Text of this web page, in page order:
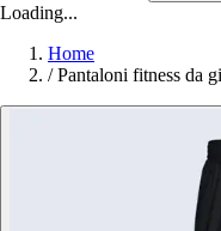
Loading...
Home
/ Pantaloni fitness da